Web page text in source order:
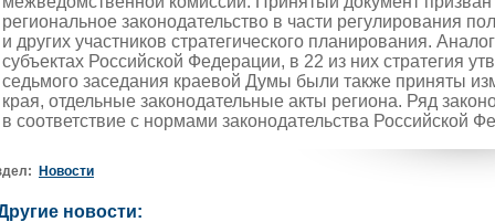
региональное законодательство в части регулирования
и других участников стратегического планирования.
субъектах Российской Федерации, в 22 из них стратегия
седьмого заседания краевой Думы были также приняты
края, отдельные законодательные акты региона. Ряд
в соответствие с нормами законодательства Российской
Новости
новости: